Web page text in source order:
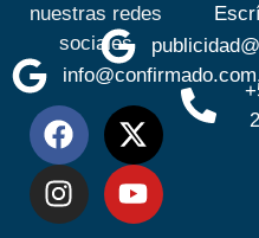
nuestras redes
sociales